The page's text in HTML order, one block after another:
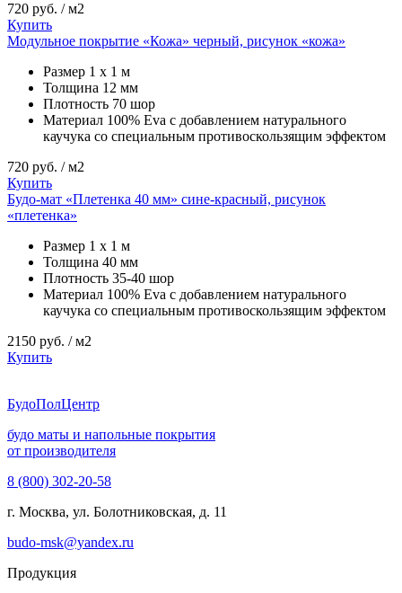
720 руб. / м2
Купить
Модульное покрытие «Кожа» черный, рисунок «кожа»
Размер 1 х 1 м
Толщина 12 мм
Плотность 70 шор
Материал 100% Eva с добавлением натурального
каучука со специальным противоскользящим эффектом
720 руб. / м2
Купить
Будо-мат «Плетенка 40 мм» сине-красный, рисунок
«плетенка»
Размер 1 х 1 м
Толщина 40 мм
Плотность 35-40 шор
Материал 100% Eva с добавлением натурального
каучука со специальным противоскользящим эффектом
2150 руб. / м2
Купить
БудоПолЦентр
будо маты и напольные покрытия
от производителя
8 (800) 302-20-58
г. Москва, ул. Болотниковская, д. 11
budo-msk@yandex.ru
Продукция